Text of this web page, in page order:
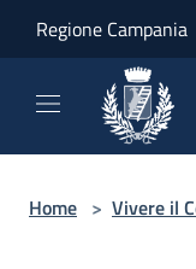
Regione Campania
Home > Vivere il